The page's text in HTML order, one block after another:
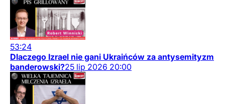
53:24
Dlaczego Izrael nie gani Ukraińców za antysemityzm
banderowski?25 lip 2026 20:00